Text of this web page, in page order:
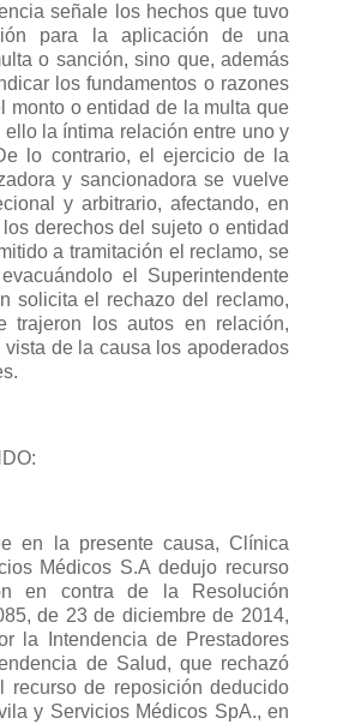
señale los hechos que tuvo
para la aplicación de una
o sanción, sino que, además
los fundamentos o razones
monto o entidad de la multa que
la íntima relación entre uno y
lo contrario, el ejercicio de la
y sancionadora se vuelve
y arbitrario, afectando, en
derechos del sujeto o entidad
a tramitación el reclamo, se
el Superintendente
solicita el rechazo del reclamo,
trajeron los autos en relación,
de la causa los apoderados
en la presente causa, Clínica
Médicos S.A dedujo recurso
en contra de la Resolución
de 23 de diciembre de 2014,
la Intendencia de Prestadores
de Salud, que rechazó
recurso de reposición deducido
y Servicios Médicos SpA., en